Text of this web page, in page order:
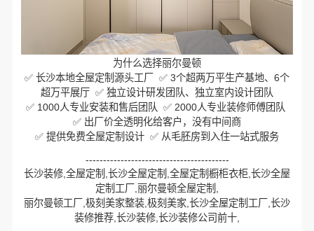
为什么选择丽尔曼顿
✅ 长沙本地全屋定制源头工厂 ✅ 3个超两万平生产基地、6个
超万平展厅 ✅ 独立设计研发团队、独立室内设计团队
✅ 1000人专业安装和售后团队 ✅ 2000人专业装修师傅团队
✅ 出厂价全透明化给客户，没有中间商
✅ 提供免费全屋定制设计 ✅ 从毛胚房到入住一站式服务
-----------------------------------------
长沙装修,全屋定制,长沙全屋定制,全屋定制橱柜衣柜,长沙全屋
定制工厂,丽尔曼顿全屋定制,
丽尔曼顿工厂,极刻美家整装,极刻美家,长沙全屋定制工厂,长沙
装修推荐,长沙装修,长沙装修公司前十,